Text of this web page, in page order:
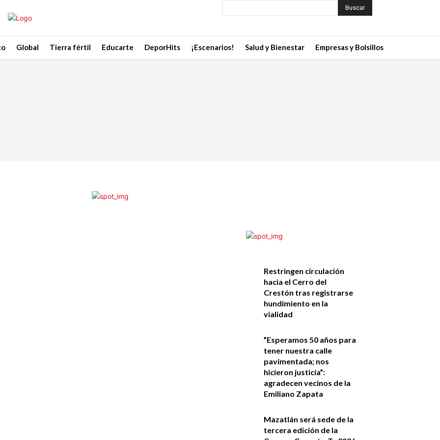
Buscar
Global Tierra fértil Educarte DeporHits ¡Escenarios! Salud y Bienestar Empresas y Bolsillos
Restringen circulación
hacia el Cerro del
Crestón tras registrarse
hundimiento en la
vialidad
”Esperamos 50 años para
tener nuestra calle
pavimentada; nos
hicieron justicia”:
agradecen vecinos de la
Emiliano Zapata
Mazatlán será sede de la
tercera edición de la